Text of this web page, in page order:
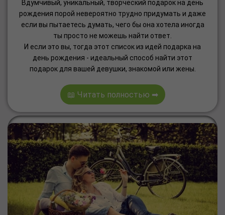
Вдумчивый, уникальный, творческий подарок на день
рождения порой невероятно трудно придумать и даже
если вы пытаетесь думать, чего бы она хотела иногда
ты просто не можешь найти ответ.
И если это вы, тогда этот список из идей подарка на
день рождения - идеальный способ найти этот
подарок для вашей девушки, знакомой или жены.
📖 Читать полностью ➡